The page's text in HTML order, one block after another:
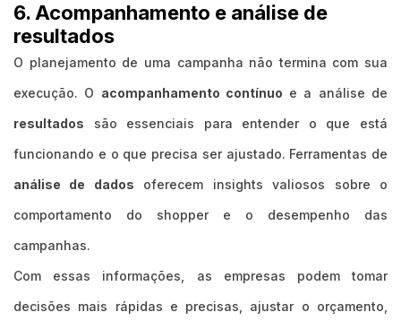
6. Acompanhamento e análise de
resultados
O planejamento de uma campanha não termina com sua
execução. O acompanhamento contínuo e a análise de
resultados são essenciais para entender o que está
funcionando e o que precisa ser ajustado. Ferramentas de
análise de dados oferecem insights valiosos sobre o
comportamento do shopper e o desempenho das
campanhas.
Com essas informações, as empresas podem tomar
decisões mais rápidas e precisas, ajustar o orçamento,